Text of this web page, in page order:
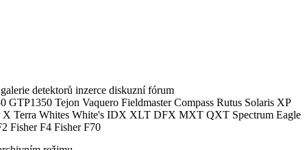
detektorů inzerce diskuzní fórum
Tejon Vaquero Fieldmaster Compass Rutus Solaris XP
Terra Whites White's IDX XLT DFX MXT QXT Spectrum Eagle
Fisher F4 Fisher F70